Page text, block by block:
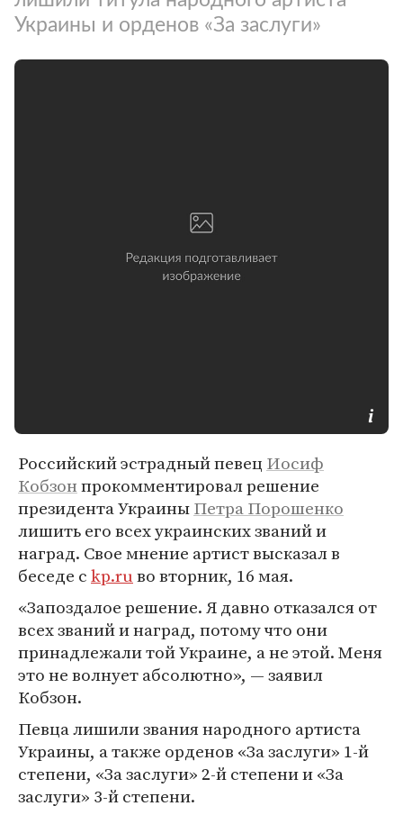
Украины и орденов «За заслуги»
Российский эстрадный певец Иосиф
Кобзонпрокомментировал решение
президента УкраиныПетра Порошенко
лишить его всех украинских званий и
наград. Свое мнение артист высказал в
беседе сkp.ruво вторник, 16 мая.
«Запоздалое решение. Я давно отказался от
всех званий и наград, потому что они
принадлежали той Украине, а не этой. Меня
это не волнует абсолютно», — заявил
Кобзон.
Певца лишили звания народного артиста
Украины, а также орденов «За заслуги» 1-й
степени, «За заслуги» 2-й степени и «За
заслуги» 3-й степени.